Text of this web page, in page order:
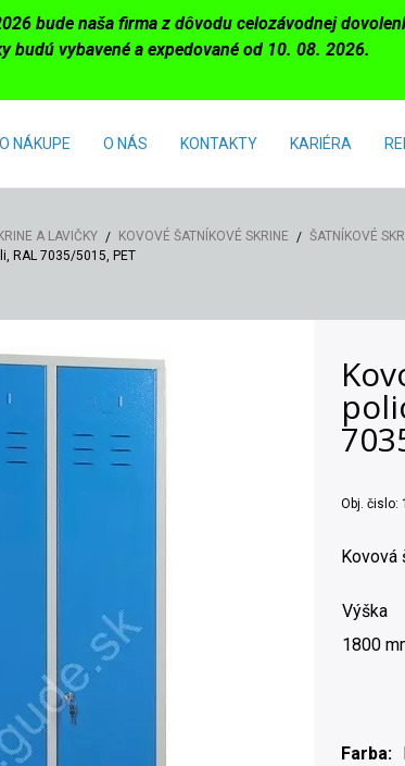
bude naša firma z dôvodu celozávodnej
budú vybavené a expedované od 10. 08. 2026.
NÁKUPE O NÁS KONTAKTY KARIÉRA
A LAVIČKY KOVOVÉ ŠATNÍKOVÉ SKRINE
ŠATNÍKOVÉ
RAL 7035/5015, PET
Obj. čislo:
Kovová
Výška
1800
Farba